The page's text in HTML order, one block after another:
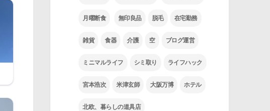
月曜断食 無印良品 脱毛 在宅勤務
雑貨 食器 介護 空 ブログ運営
ミニマルライフ シミ取り ライフハック
宮本浩次 米津玄師 大阪万博 ホテル
北欧、暮らしの道具店